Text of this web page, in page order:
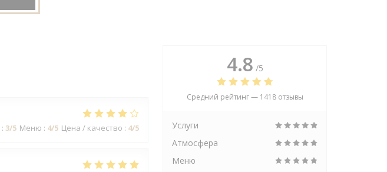
: 3/5 Меню : 4/5 Цена / качество : 4/5
4.8 /5
Средний рейтинг — 1418 отзывы
Услуги
Атмосфера
Меню